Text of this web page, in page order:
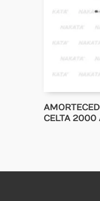
CELTA 2000